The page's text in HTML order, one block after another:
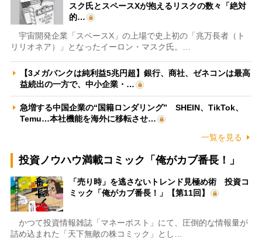
スク氏とスペースXが抱えるリスクの数々「絶対
的…
宇宙開発企業「スペースX」の上場で史上初の「兆万長者（ト
リリオネア）」となったイーロン・マスク氏。…
【3メガバンクは純利益5兆円超】銀行、商社、ゼネコンは最高
益続出の一方で、中小企業・…
急増する中国企業の“国籍ロンダリング” SHEIN、TikTok、
Temu…本社機能を海外に移転させ…
一覧を見る
投資ノウハウ満載コミック「俺がカブ番長！」
「売り時」を逃さないトレンド見極め術 投資コ
ミック「俺がカブ番長！」【第11回】
かつて投資情報雑誌「マネーポスト」にて、圧倒的な情報量が
詰め込まれた「天下無敵の株コミック」とし…